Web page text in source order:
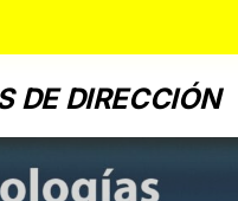
DE DIRECCIÓN